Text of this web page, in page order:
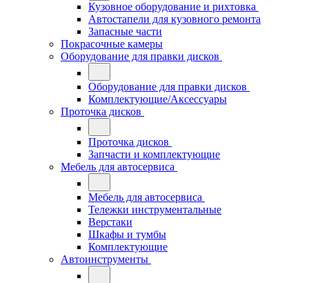
Кузовное оборудование и рихтовка
Автостапели для кузовного ремонта
Запасные части
Покрасочные камеры
Оборудование для правки дисков
Оборудование для правки дисков
Комплектующие/Аксессуары
Проточка дисков
Проточка дисков
Запчасти и комплектующие
Мебель для автосервиса
Мебель для автосервиса
Тележки инструментальные
Верстаки
Шкафы и тумбы
Комплектующие
Автоинструменты